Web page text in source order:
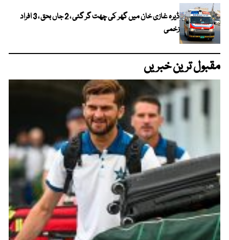
ڈیرہ غازی خان میں گھر کی چھت گر گئی ، 2 جاں بحق ، 3 افراد
زخمی
مقبول ترین خبریں